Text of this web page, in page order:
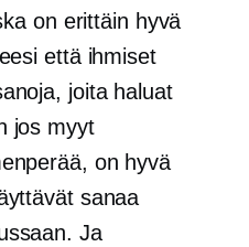
on erittäin hyvä
että ihmiset
joita haluat
jos myyt
on hyvä
sanaa
Ja